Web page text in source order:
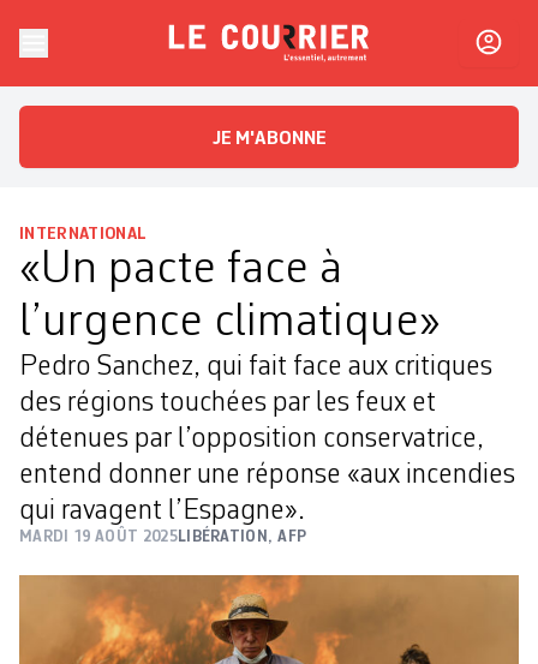
Le CourrierL'essentiel, autrement
JE M'ABONNE
INTERNATIONAL
«Un pacte face à
l’urgence climatique»
Pedro Sanchez, qui fait face aux critiques
des régions touchées par les feux et
détenues par l’opposition conservatrice,
entend donner une réponse «aux incendies
qui ravagent l’Espagne».
MARDI 19 AOÛT 2025LIBÉRATION , AFP